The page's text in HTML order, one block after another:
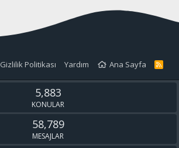
Gizlilik Politikası Yardım Ana Sayfa
R
S
5,883
KONULAR
58,789
MESAJLAR